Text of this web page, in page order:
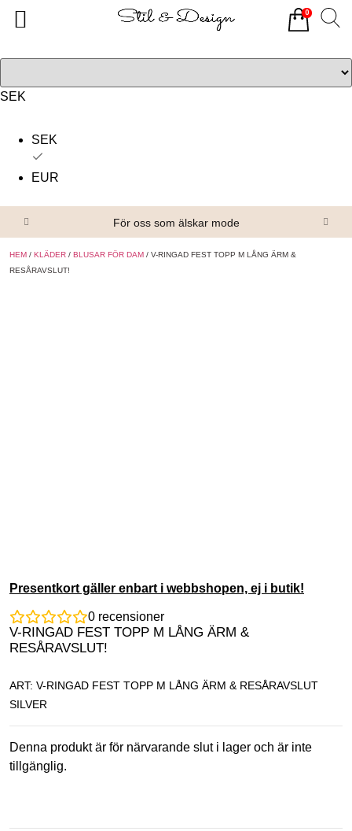
SEK
SEK
EUR
För oss som älskar mode
HEM / KLÄDER / BLUSAR FÖR DAM / V-RINGAD FEST TOPP M LÅNG ÄRM &
RESÅRAVSLUT!
Presentkort gäller enbart i webbshopen, ej i butik!
0 recensioner
V-RINGAD FEST TOPP M LÅNG ÄRM &
RESÅRAVSLUT!
ART: V-RINGAD FEST TOPP M LÅNG ÄRM & RESÅRAVSLUT
SILVER
Denna produkt är för närvarande slut i lager och är inte
tillgänglig.
0
Alla produkter
Om oss